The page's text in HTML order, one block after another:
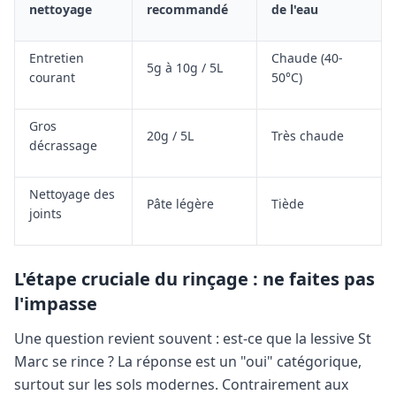
nettoyage
recommandé
de l'eau
Entretien
courant
5g à 10g / 5L
Chaude (40-
50°C)
Gros
décrassage
20g / 5L Très chaude
Nettoyage des
joints
Pâte légère Tiède
L'étape cruciale du rinçage : ne faites pas
l'impasse
Une question revient souvent : est-ce que la lessive St
Marc se rince ? La réponse est un "oui" catégorique,
surtout sur les sols modernes. Contrairement aux